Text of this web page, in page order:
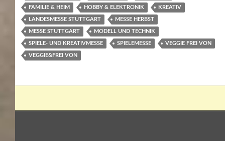
FAMILIE & HEIM HOBBY & ELEKTRONIK KREATIV
LANDESMESSE STUTTGART MESSE HERBST
MESSE STUTTGART MODELL UND TECHNIK
SPIELE- UND KREATIVMESSE SPIELEMESSE VEGGIE FREI VON
VEGGIE&FREI VON